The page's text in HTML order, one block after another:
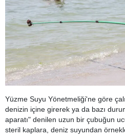
Yüzme Suyu Yönetmeliği'ne göre
denizin içine girerek ya da bazı
aparatı" denilen uzun bir çubuğun
steril kaplara, deniz suyundan